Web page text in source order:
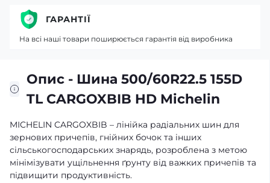
Опис - Шина 500/60R22.5 155D
TL CARGOXBIB HD Michelin
MICHELIN CARGOXBIB – лінійка радіальних шин для
зернових причепів, гнійних бочок та інших
сільськогосподарських знарядь, розроблена з метою
мінімізувати ущільнення ґрунту від важких причепів та
підвищити продуктивність.
ГАРАНТІЇ
На всі наші товари поширюється гарантія від виробника